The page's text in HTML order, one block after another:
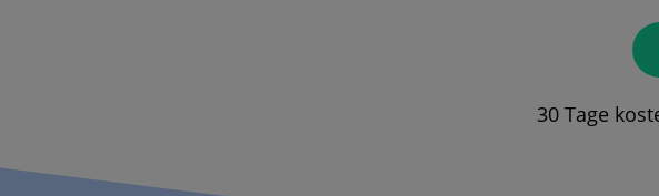
30 Tage